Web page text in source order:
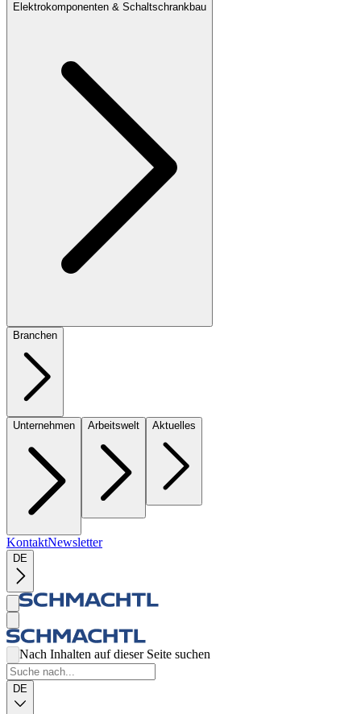
Elektrokomponenten & Schaltschrankbau
Branchen
Unternehmen Arbeitswelt Aktuelles
KontaktNewsletter
DE
Nach Inhalten auf dieser Seite suchen
DE